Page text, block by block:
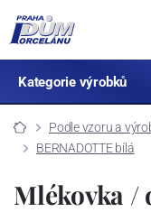
Kategorie výrobků
Podle vzoru a
BERNADOTTE bílá
Mlékovka /